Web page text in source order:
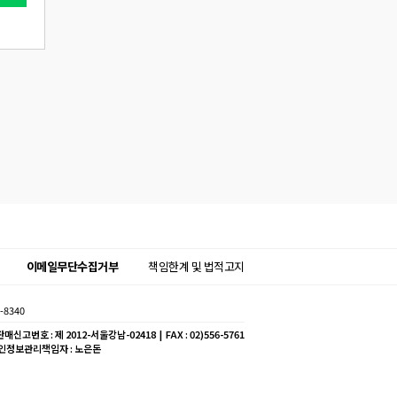
이메일무단수집거부 책임한계 및 법적고지
8340
신고번호 : 제 2012-서울강남-02418 | FAX : 02)556-5761
정보관리책임자 : 노은돈